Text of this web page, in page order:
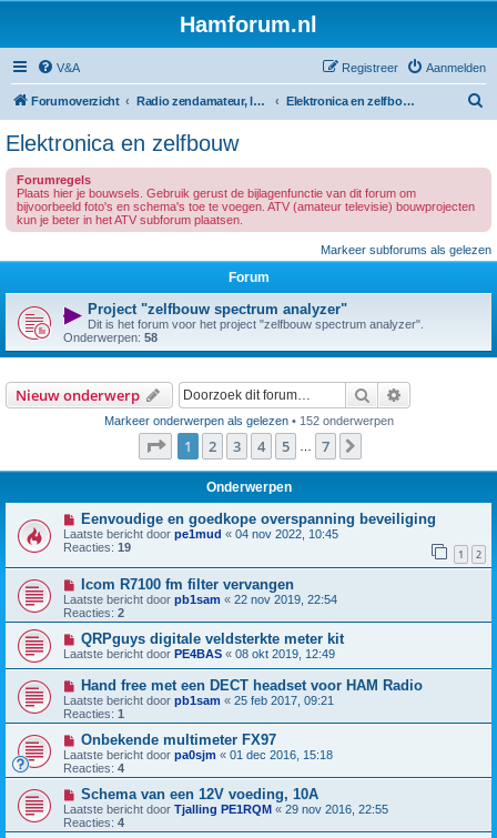
Hamforum.nl
V&A Aanmelden
Registreer
Forumoverzicht Radio zendamateur, luisteramateur en elektronica zelfbouw Elektronica en zelfbouw
Elektronica en zelfbouw
Forumregels
Plaats hier je bouwsels. Gebruik gerust de bijlagenfunctie van dit forum om
bijvoorbeeld foto's en schema's toe te voegen. ATV (amateur televisie) bouwprojecten
kun je beter in het ATV subforum plaatsen.
Markeer subforums als gelezen
Forum
Project "zelfbouw spectrum analyzer"
Dit is het forum voor het project "zelfbouw spectrum analyzer".
Onderwerpen: 58
Nieuw onderwerp Zoek
Markeer onderwerpen als gelezen• 152 onderwerpen
Pagina van 7
1 2 3 4 5 7
Onderwerpen
Eenvoudige en goedkope overspanning beveiliging
Laatste bericht door pe1mud « 04 nov 2022, 10:45
Reacties: 19 1 2
Icom R7100 fm filter vervangen
Laatste bericht door pb1sam « 22 nov 2019, 22:54
Reacties: 2
QRPguys digitale veldsterkte meter kit
Laatste bericht door PE4BAS « 08 okt 2019, 12:49
Hand free met een DECT headset voor HAM Radio
Laatste bericht door pb1sam « 25 feb 2017, 09:21
Reacties: 1
Onbekende multimeter FX97
Laatste bericht door pa0sjm « 01 dec 2016, 15:18
Reacties: 4
Schema van een 12V voeding, 10A
Laatste bericht door Tjalling PE1RQM « 29 nov 2016, 22:55
Reacties: 4